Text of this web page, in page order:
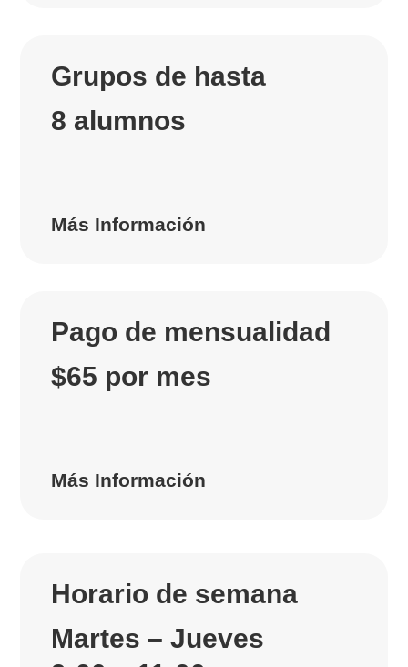
Grupos de hasta
8 alumnos
Más Información
Pago de mensualidad
$65 por mes
Más Información
Horario de semana
Martes – Jueves